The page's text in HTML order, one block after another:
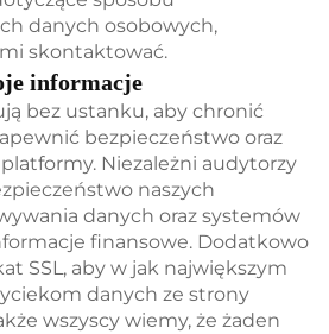
danych osobowych,
skontaktować.
informacje
bez ustanku, aby chronić
bezpieczeństwo oraz
Niezależni audytorzy
naszych
danych oraz systemów
finansowe. Dodatkowo
SSL, aby w jak największym
danych ze strony
wszyscy wiemy, że żaden